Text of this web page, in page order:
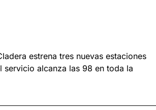
estrena tres nuevas estaciones
servicio alcanza las 98 en toda la